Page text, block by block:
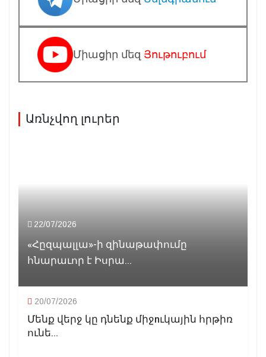
Միացիր մեզ Յութուբում
Առնչվող լուրեր
22/07/2026
«Հըզպալլա»-ի զինաթափումը
հնարաւոր է Իսրա...
20/07/2026
Մենք վերջ կը դնենք միջnւկային հրթիռ
ունե...